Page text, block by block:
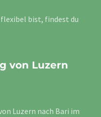
flexibel bist, findest du
von Luzern
Luzern nach Bari im